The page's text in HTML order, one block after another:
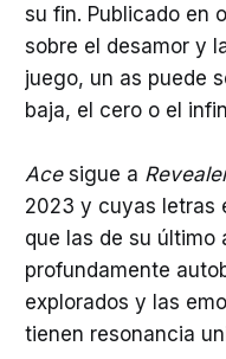
su fin. Publicado en
sobre el desamor y
juego, un as puede
baja, el cero o el
Acesigue a
2023 y cuyas letras
que las de su último
profundamente
explorados y las
tienen resonancia